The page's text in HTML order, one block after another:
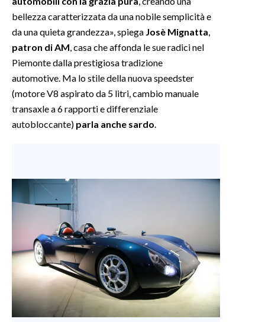
NECROLOGI
STORE
bellezza caratterizzata da una nobile semplicità e
da una quieta grandezza», spiega Josè Mignatta
patron di AM , casa che affonda le sue radici nel
Piemonte dalla prestigiosa tradizione
automotive. Ma lo stile della nuova speedster
(motore V8 aspirato da 5 litri, cambio manuale
transaxle a 6 rapporti e differenziale
autobloccante) parla anche sardo